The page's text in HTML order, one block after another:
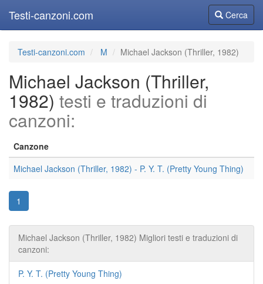
CercaCerca
Testi-canzoni.com
Testi-canzoni.com M Michael Jackson (Thriller, 1982)
Michael Jackson (Thriller,
1982) testi e traduzioni di
canzoni:
Canzone
Michael Jackson (Thriller, 1982) - P. Y. T. (Pretty Young Thing)
1
Michael Jackson (Thriller, 1982) Migliori testi e traduzioni di
canzoni:
P. Y. T. (Pretty Young Thing)